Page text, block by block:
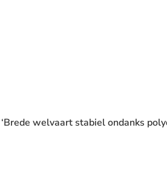
welvaart stabiel ondanks